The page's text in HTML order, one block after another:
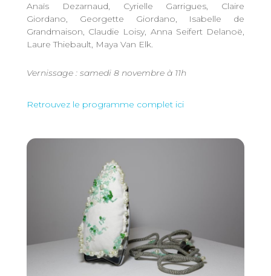
Anaïs Dezarnaud, Cyrielle Garrigues, Claire
Giordano, Georgette Giordano, Isabelle de
Grandmaison, Claudie Loisy, Anna Seifert Delanoë,
Laure Thiebault, Maya Van Elk.
Vernissage : samedi 8 novembre à 11h
Retrouvez le programme complet ici